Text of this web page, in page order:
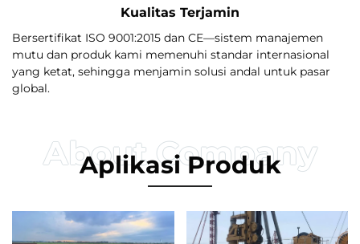
Kualitas Terjamin
Bersertifikat ISO 9001:2015 dan CE—sistem manajemen
mutu dan produk kami memenuhi standar internasional
yang ketat, sehingga menjamin solusi andal untuk pasar
global.
Aplikasi Produk